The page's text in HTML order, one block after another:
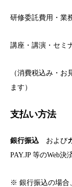
研修委託費用・業
講座・講演・セミ
（消費税込み・
ます）
支払い方法
銀行振込 および
PAY.JP 等のWeb決
※ 銀行振込の場合